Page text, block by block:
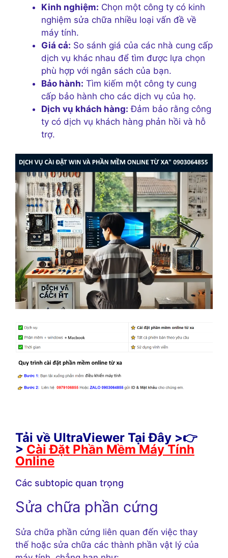
Kinh nghiệm: Chọn một công ty có kinh
nghiệm sửa chữa nhiều loại vấn đề về
máy tính.
Giá cả: So sánh giá của các nhà cung cấp
dịch vụ khác nhau để tìm được lựa chọn
phù hợp với ngân sách của bạn.
Bảo hành: Tìm kiếm một công ty cung
cấp bảo hành cho các dịch vụ của họ.
Dịch vụ khách hàng: Đảm bảo rằng công
ty có dịch vụ khách hàng phản hồi và hỗ
trợ.
Tải về UltraViewer Tại Đây >👉
> Cài Đặt Phần Mềm Máy Tính
Online
Các subtopic quan trọng
Sửa chữa phần cứng
Sửa chữa phần cứng liên quan đến việc thay
thế hoặc sửa chữa các thành phần vật lý của